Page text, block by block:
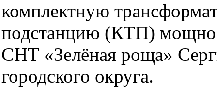
комплектную
подстанцию (КТП)
СНТ «Зелёная роща»
городского округа.